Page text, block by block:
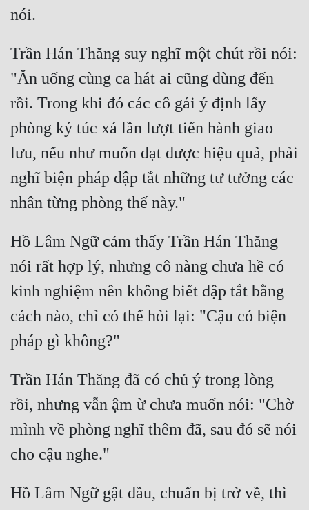
Trần Hán Thăng suy nghĩ một chút rồi nói:
"Ăn uống cùng ca hát ai cũng dùng đến
rồi. Trong khi đó các cô gái ý định lấy
phòng ký túc xá lần lượt tiến hành giao
lưu, nếu như muốn đạt được hiệu quả, phải
nghĩ biện pháp dập tắt những tư tưởng các
Hồ Lâm Ngữ cảm thấy Trần Hán Thăng
nói rất hợp lý, nhưng cô nàng chưa hề có
kinh nghiệm nên không biết dập tắt bằng
cách nào, chỉ có thể hỏi lại: "Cậu có biện
Trần Hán Thăng đã có chủ ý trong lòng
rồi, nhưng vẫn ậm ừ chưa muốn nói: "Chờ
mình về phòng nghĩ thêm đã, sau đó sẽ nói
Hồ Lâm Ngữ gật đầu, chuẩn bị trở về, thì